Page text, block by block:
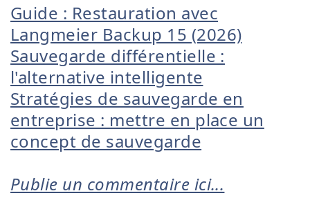
Guide : Restauration avec
Langmeier Backup 15 (2026)
Sauvegarde différentielle :
l'alternative intelligente
Stratégies de sauvegarde en
entreprise : mettre en place un
concept de sauvegarde
Publie un commentaire ici...